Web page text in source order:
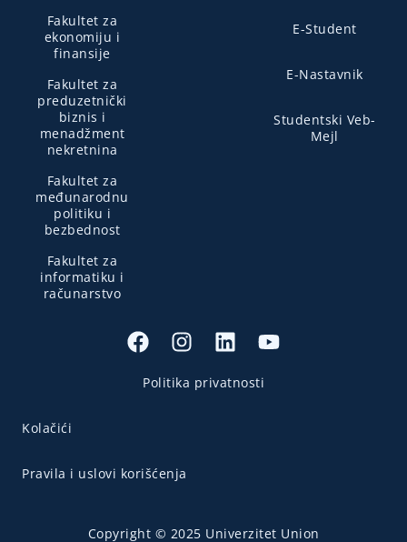
Fakultet za
ekonomiju i
finansije
Fakultet za
preduzetnički
biznis i
menadžment
nekretnina
Fakultet za
međunarodnu
politiku i
bezbednost
Fakultet za
informatiku i
računarstvo
E-Student
E-Nastavnik
Studentski Veb-
Mejl
Politika privatnosti
Kolačići
Pravila i uslovi korišćenja
Copyright © 2025 Univerzitet Union